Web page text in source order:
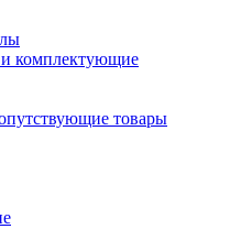
комплектующие
товары